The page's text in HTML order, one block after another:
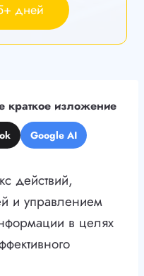
дней
краткое изложение
Google AI
действий,
и управлением
в целях